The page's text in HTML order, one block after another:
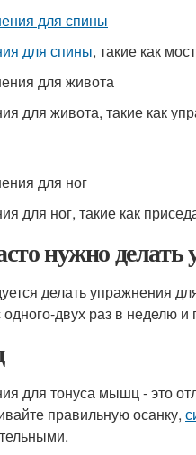
для спины
для спины, такие как
для живота
для живота, такие как
для ног
для ног, такие как
нужно
делать упражнения
одного-двух раз в неделю и
для тонуса мышц - это
правильную осанку,